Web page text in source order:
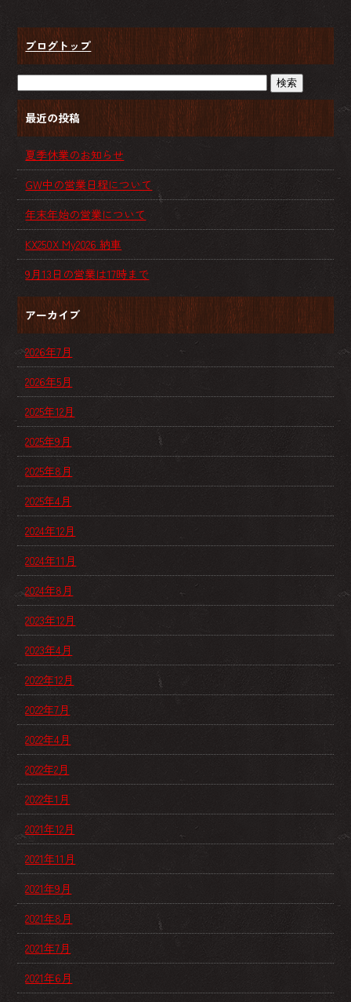
ブログトップ
最近の投稿
夏季休業のお知らせ
GW中の営業日程について
年末年始の営業について
KX250X My2026 納車
9月13日の営業は17時まで
アーカイブ
2026年7月
2026年5月
2025年12月
2025年9月
2025年8月
2025年4月
2024年12月
2024年11月
2024年8月
2023年12月
2023年4月
2022年12月
2022年7月
2022年4月
2022年2月
2022年1月
2021年12月
2021年11月
2021年9月
2021年8月
2021年7月
2021年6月